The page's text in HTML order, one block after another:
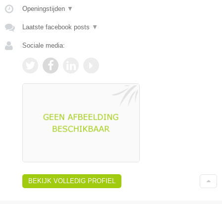
Openingstijden ▼
Laatste facebook posts ▼
Sociale media:
BEKIJK VOLLEDIG PROFIEL